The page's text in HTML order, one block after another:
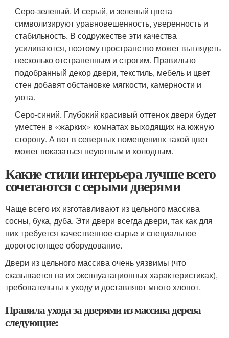
Серо-зеленый. И серый, и зеленый цвета
символизируют уравновешенность, уверенность и
стабильность. В содружестве эти качества
усиливаются, поэтому пространство может выглядеть
несколько отстраненным и строгим. Правильно
подобранный декор двери, текстиль, мебель и цвет
стен добавят обстановке мягкости, камерности и
уюта.
Серо-синий. Глубокий красивый оттенок двери будет
уместен в «жарких» комнатах выходящих на южную
сторону. А вот в северных помещениях такой цвет
может показаться неуютным и холодным.
Какие стили интерьера лучше всего
сочетаются с серыми дверями
Чаще всего их изготавливают из цельного массива
сосны, бука, дуба. Эти двери всегда двери, так как для
них требуется качественное сырье и специальное
дорогостоящее оборудование.
Двери из цельного массива очень уязвимы (что
сказывается на их эксплуатационных характеристиках),
требовательны к уходу и доставляют много хлопот.
Правила ухода за дверями из массива дерева
следующие: